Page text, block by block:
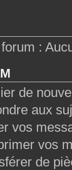
:
de
aux
vos
vos
de